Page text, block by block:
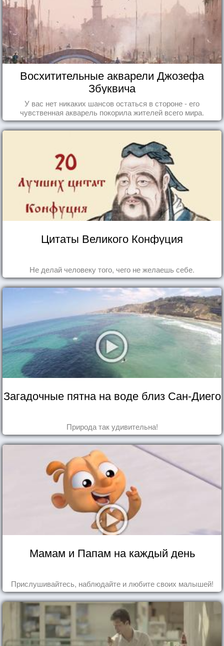
Восхитительные акварели Джозефа
Збуквича
У вас нет никаких шансов остаться в стороне - его
чувственная акварель покорила жителей всего мира.
Цитаты Великого Конфуция
Не делай человеку того, чего не желаешь себе.
Загадочные пятна на воде близ Сан-Диего
Природа так удивительна!
Мамам и Папам на каждый день
Прислушивайтесь, наблюдайте и любите своих малышей!